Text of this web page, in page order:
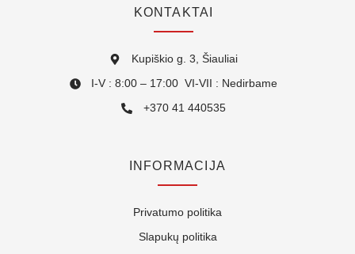
KONTAKTAI
Kupiškio g. 3, Šiauliai
I-V : 8:00 – 17:00 VI-VII : Nedirbame
+370 41 440535
INFORMACIJA
Privatumo politika
Slapukų politika